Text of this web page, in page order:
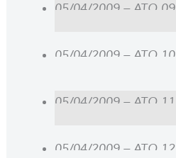
05/04/2009 – ATO 09
05/04/2009 – ATO 10
05/04/2009 – ATO 11
05/04/2009 – ATO 12